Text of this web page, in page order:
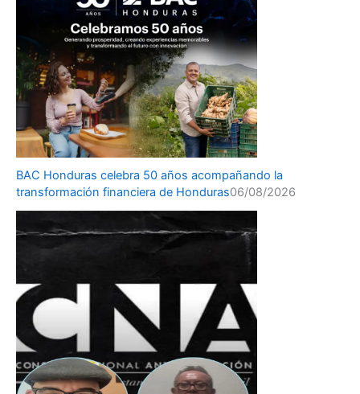
BAC Honduras celebra 50 años acompañando la
transformación financiera de Honduras06/08/2026